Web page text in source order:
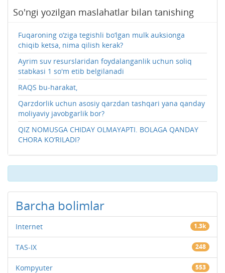
So'ngi yozilgan maslahatlar bilan tanishing
Fuqaroning o‘ziga tegishli bo‘lgan mulk auksionga
chiqib ketsa, nima qilish kerak?
Ayrim suv resurslaridan foydalanganlik uchun soliq
stabkasi 1 so'm etib belgilanadi
RAQS bu-harakat,
Qarzdorlik uchun asosiy qarzdan tashqari yana qanday
moliyaviy javobgarlik bor?
QIZ NOMUSGA CHIDAY OLMAYAPTI. BOLAGA QANDAY
CHORA KO‘RILADI?
Barcha bolimlar
Internet 1.3k
TAS-IX 248
Kompyuter 553